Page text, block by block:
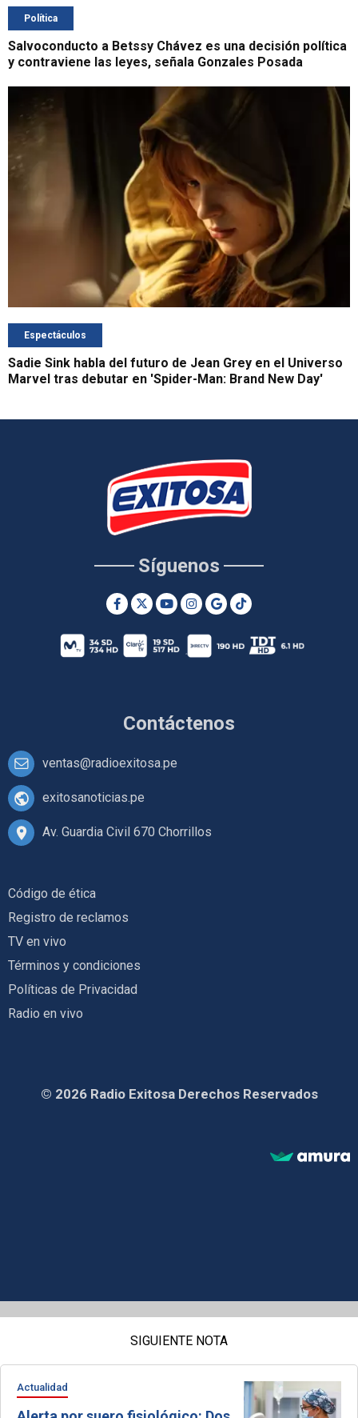
Política
Salvoconducto a Betssy Chávez es una decisión política
y contraviene las leyes, señala Gonzales Posada
Espectáculos
Sadie Sink habla del futuro de Jean Grey en el Universo
Marvel tras debutar en 'Spider-Man: Brand New Day'
Contáctenos
ventas@radioexitosa.pe
exitosanoticias.pe
Av. Guardia Civil 670 Chorrillos
Síguenos
Código de ética
Registro de reclamos
TV en vivo
Términos y condiciones
Políticas de Privacidad
Radio en vivo
© 2026 Radio Exitosa Derechos Reservados
SIGUIENTE NOTA
Actualidad